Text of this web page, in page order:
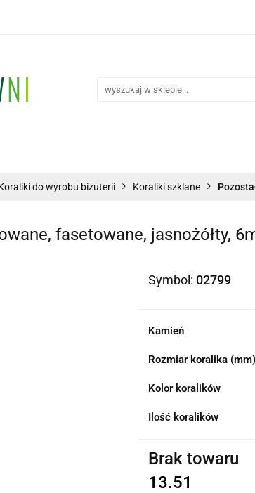
Nowości
do wyrobu biżuterii Koraliki szklane
fasetowane, jasnożółty,
Symbol: 02799
Kamień
Rozmiar koralika (mm)
Kolor koralików
Ilość koralików
Brak towaru
13.51